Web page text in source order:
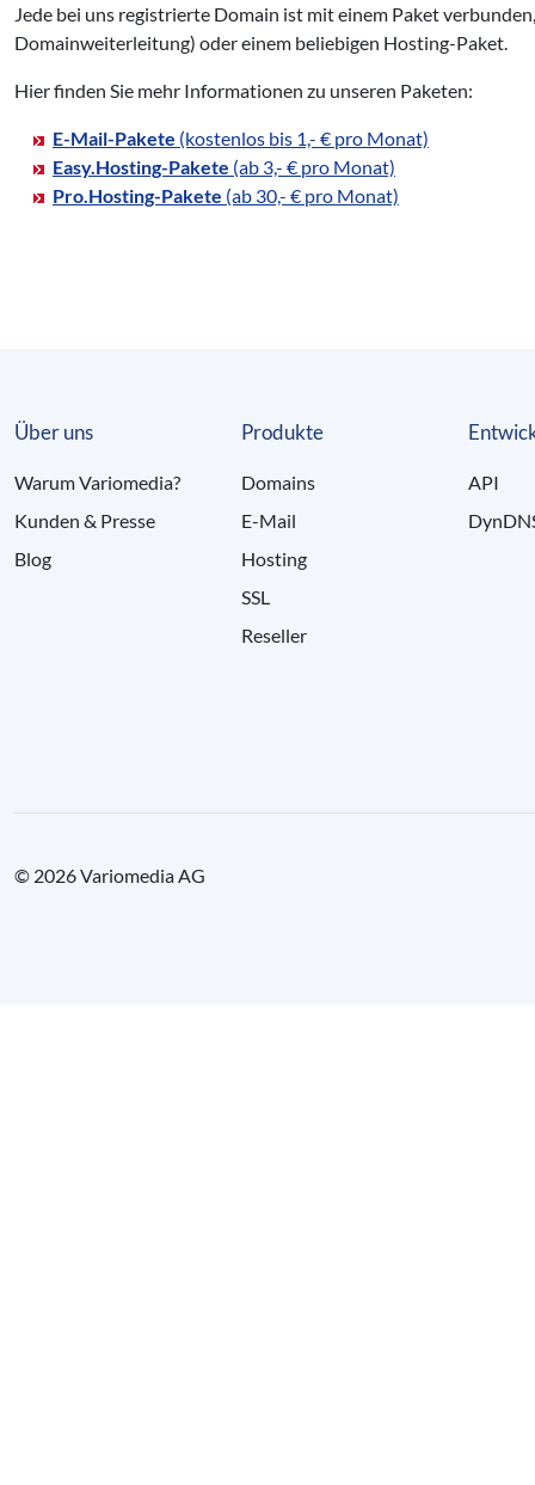
Jede bei uns registrierte Domain ist mit einem Paket
Domainweiterleitung) oder einem beliebigen Hosting-Paket.
Hier finden Sie mehr Informationen zu unseren Paketen:
E-Mail-Pakete (kostenlos bis 1,- € pro Monat)
Easy.Hosting-Pakete (ab 3,- € pro Monat)
Pro.Hosting-Pakete (ab 30,- € pro Monat)
Über uns
Warum Variomedia?
Kunden & Presse
Blog
Produkte
Domains
E-Mail
Hosting
SSL
Reseller
API
© 2026 Variomedia AG